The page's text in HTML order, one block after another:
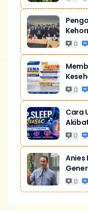
0
0
Cara
0
Anies
0